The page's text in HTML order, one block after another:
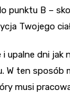
punktu B –
Twojego
i upalne dni jak
W ten sposób
musi